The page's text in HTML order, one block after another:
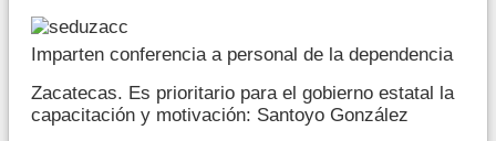
Imparten conferencia a personal de la dependencia
Zacatecas. Es prioritario para el gobierno estatal la
capacitación y motivación: Santoyo González